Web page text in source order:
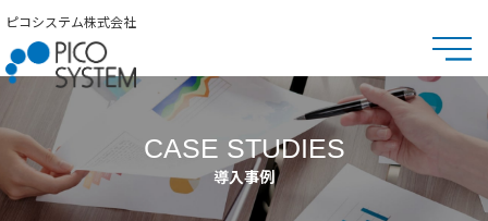
ピコシステム株式会社
CASE STUDIES
導入事例